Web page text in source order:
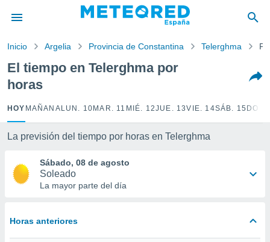
por
para
la
calidad.
a este
las
y
forma
basada
Inicio Argelia Provincia de Constantina Telerghma
El tiempo en Telerghma por
horas
HOY MAÑANA LUN. 10 MAR. 11 MIÉ. 12JUE. 13VIE. 14SÁB. 15
La previsión del tiempo por horas en Telerghma
Sábado, 08 de agosto
Soleado
La mayor parte del día
Horas anteriores